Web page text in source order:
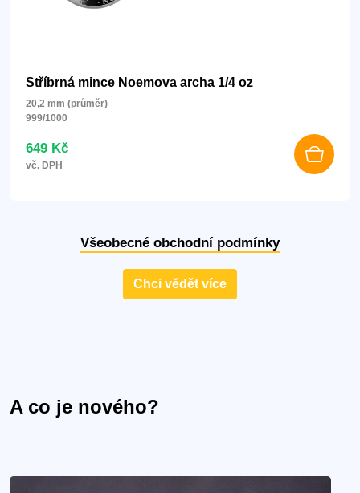
Stříbrná mince Noemova archa 1/4 oz
20,2 mm (průměr)
999/1000
649 Kč
vč. DPH
Všeobecné obchodní podmínky
Chci vědět více
A co je nového?